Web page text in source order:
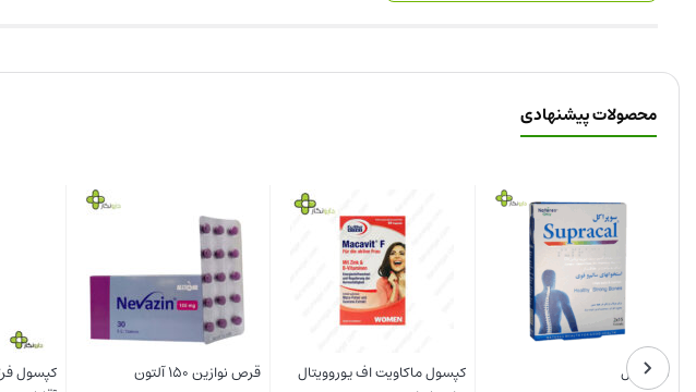
محصولات پیشنهادی
کپسول فرتیل اید فیرهون هلث
قطره آهن لیپیفر فورت کیمیا
کپسول مانگو اسلیم